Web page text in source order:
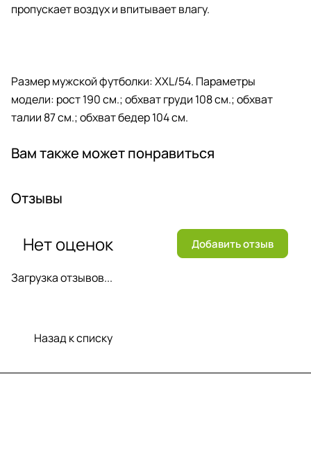
пропускает воздух и впитывает влагу.
Размер мужской футболки: XXL/54. Параметры
модели: рост 190 см.; обхват груди 108 см.; обхват
талии 87 см.; обхват бедер 104 см.
Вам также может понравиться
Отзывы
Загрузка отзывов...
Нет оценок Добавить отзыв
Назад к списку